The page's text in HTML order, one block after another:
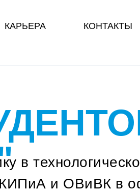
КАРЬЕРА КОНТАКТЫ
в
КИПиА и ОВиВК в